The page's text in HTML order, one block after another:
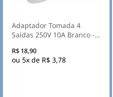
Adaptador Tomada 4
Saídas 250V 10A Branco -
R$ 18,90
5x de R$ 3,78